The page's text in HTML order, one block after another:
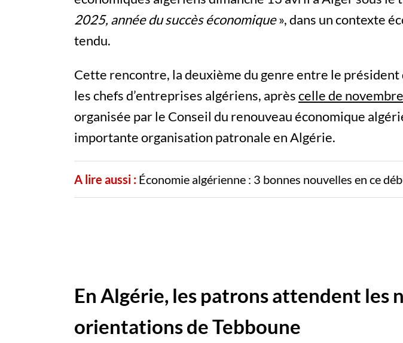
2025, année du succès économique», dans un contexte
tendu.
Cette rencontre, la deuxième du genre entre le président
les chefs d’entreprises algériens, aprèscelle de
organisée par le Conseil du renouveau économique
importante organisation patronale en Algérie.
A lire aussi : Économie algérienne : 3 bonnes nouvelles en ce
En Algérie, les patrons attendent les
orientations de Tebboune